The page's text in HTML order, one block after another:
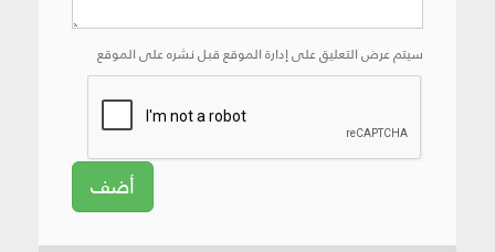
سيتم عرض التعليق على إدارة الموقع قبل نشره على الموقع
أضف